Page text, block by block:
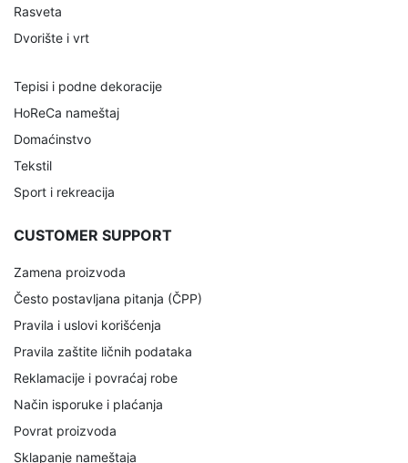
Rasveta
Dvorište i vrt
Tepisi i podne dekoracije
HoReCa nameštaj
Domaćinstvo
Tekstil
Sport i rekreacija
CUSTOMER SUPPORT
Zamena proizvoda
Često postavljana pitanja (ČPP)
Pravila i uslovi korišćenja
Pravila zaštite ličnih podataka
Reklamacije i povraćaj robe
Način isporuke i plaćanja
Povrat proizvoda
Sklapanje nameštaja